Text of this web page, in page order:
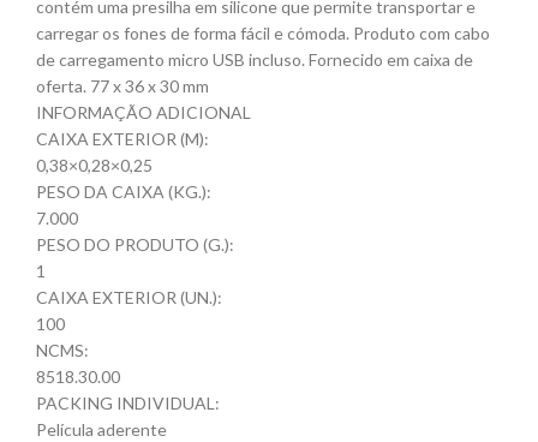
contém uma presilha em silicone que permite transportar e
carregar os fones de forma fácil e cómoda. Produto com cabo
de carregamento micro USB incluso. Fornecido em caixa de
oferta. 77 x 36 x 30 mm
INFORMAÇÃO ADICIONAL
CAIXA EXTERIOR (M):
0,38×0,28×0,25
PESO DA CAIXA (KG.):
7.000
PESO DO PRODUTO (G.):
1
CAIXA EXTERIOR (UN.):
100
NCMS:
8518.30.00
PACKING INDIVIDUAL:
Película aderente